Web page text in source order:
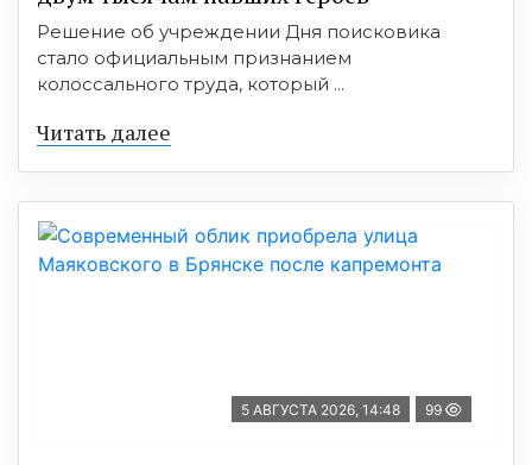
Решение об учреждении Дня поисковика
стало официальным признанием
колоссального труда, который ...
Читать далее
5 АВГУСТА 2026, 14:48 99